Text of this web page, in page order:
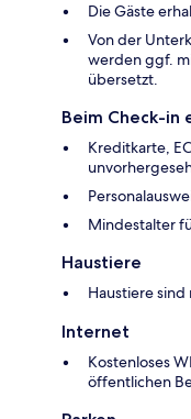
Die Gäste
Von der
werden ggf.
übersetzt.
Beim Check-in
Kreditkarte,
Mindestalter
Haustiere
Haustiere
Internet
Kostenloses
öffentlichen